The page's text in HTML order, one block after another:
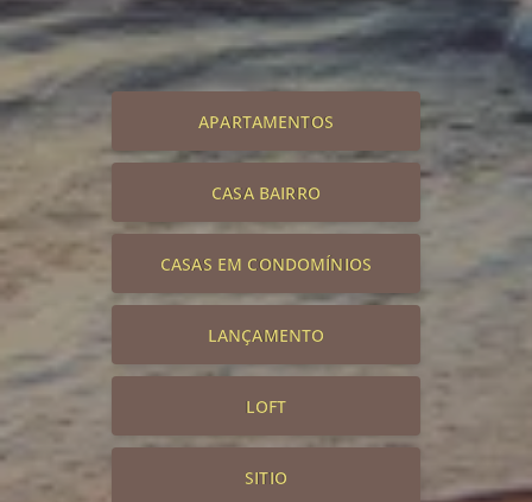
APARTAMENTOS
CASA BAIRRO
CASAS EM CONDOMÍNIOS
LANÇAMENTO
LOFT
SITIO